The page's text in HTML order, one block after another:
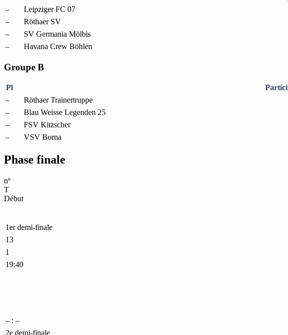
–
Leipziger FC 07
–
Röthaer SV
–
SV Germania Mölbis
–
Havana Crew Böhlen
Groupe B
Pl
–
Röthaer Trainertruppe
–
Blau Weisse Legenden 25
–
FSV Kitzscher
–
VSV Borna
Phase finale
nº
T
Début
1er demi-finale
13
1
19:40
– : –
2e demi-finale